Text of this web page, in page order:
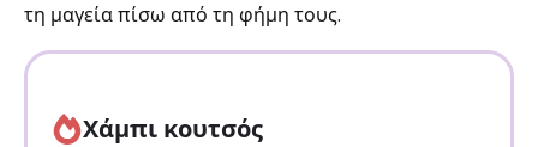
τη μαγεία πίσω από τη φήμη τους.
Χάμπι κουτσός